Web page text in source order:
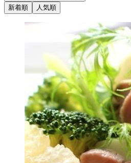
新着順
人気順